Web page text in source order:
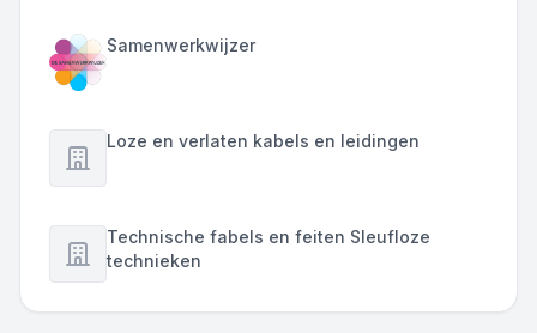
Samenwerkwijzer
Loze en verlaten kabels en leidingen
Technische fabels en feiten Sleufloze
technieken